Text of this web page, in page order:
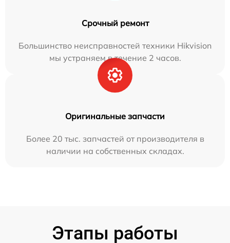
Срочный ремонт
Большинство неисправностей техники Hikvision
мы устраняем в течение 2 часов.
Оригинальные запчасти
Более 20 тыс. запчастей от производителя в
наличии на собственных складах.
Этапы работы